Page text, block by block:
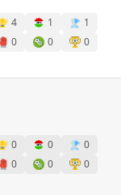
4 1
1
0 0
0
0 0
0
0 0
0